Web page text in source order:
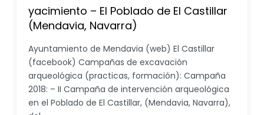
yacimiento – El Poblado de El Castillar
(Mendavia, Navarra)
Ayuntamiento de Mendavia (web) El Castillar
(facebook) Campañas de excavación
arqueológica (practicas, formación): Campaña
2018: – II Campaña de intervención arqueológica
en el Poblado de El Castillar, (Mendavia, Navarra),